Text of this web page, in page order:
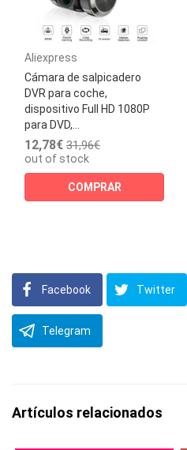
Aliexpress
Cámara de salpicadero
DVR para coche,
dispositivo Full HD 1080P
para DVD,...
12,78€ 31,96€
out of stock
COMPRAR
Facebook Twitter
Telegram
Artículos relacionados